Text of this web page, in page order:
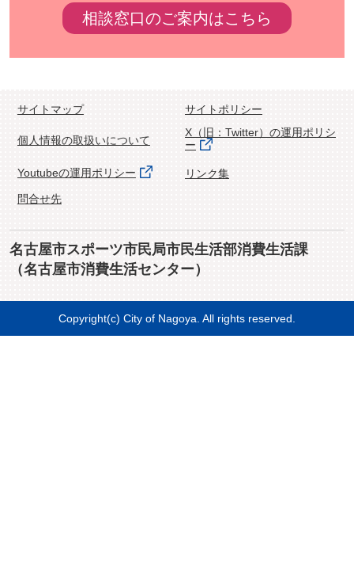
相談窓口のご案内はこちら
サイトマップ サイトポリシー
個人情報の取扱いについて
X（旧：Twitter）の運用ポリシ
ー
Youtubeの運用ポリシー
リンク集
問合せ先
名古屋市スポーツ市民局市民生活部消費生活課
（名古屋市消費生活センター）
Copyright(c) City of Nagoya. All rights reserved.